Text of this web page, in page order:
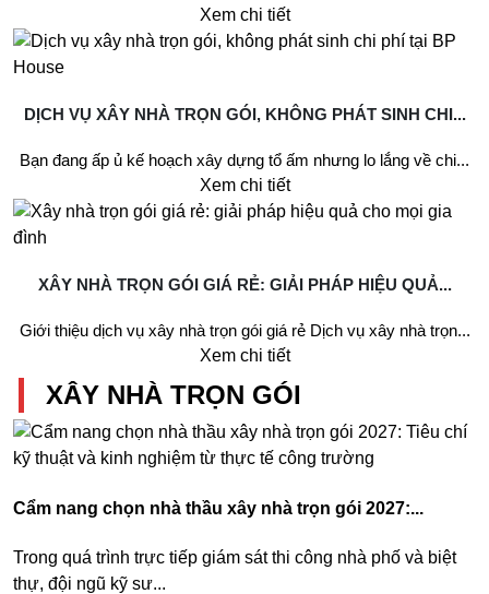
Xem chi tiết
DỊCH VỤ XÂY NHÀ TRỌN GÓI, KHÔNG PHÁT SINH CHI...
Bạn đang ấp ủ kế hoạch xây dựng tổ ấm nhưng lo lắng về chi...
Xem chi tiết
XÂY NHÀ TRỌN GÓI GIÁ RẺ: GIẢI PHÁP HIỆU QUẢ...
Giới thiệu dịch vụ xây nhà trọn gói giá rẻ Dịch vụ xây nhà trọn...
Xem chi tiết
XÂY NHÀ TRỌN GÓI
Cẩm nang chọn nhà thầu xây nhà trọn gói 2027:...
Trong quá trình trực tiếp giám sát thi công nhà phố và biệt
thự, đội ngũ kỹ sư...